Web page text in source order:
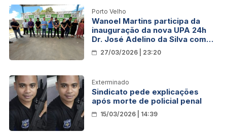
Porto Velho
Wanoel Martins participa da
inauguração da nova UPA 24h
Dr. José Adelino da Silva com
capacidade para atender até
500 pessoas por dia
27/03/2026 | 23:20
Exterminado
Sindicato pede explicações
após morte de policial penal
15/03/2026 | 14:39